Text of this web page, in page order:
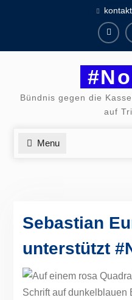
Bündnis gegen die
auf
Menu
Sebastian
unterstützt